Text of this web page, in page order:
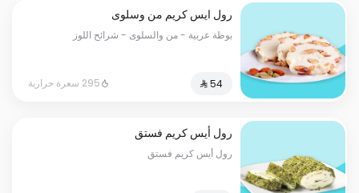
رول ايس كريم من وسلوى
بوظة عربية - من والسلوى - شرائح اللوز
⁨⁦‪‬ 54⁩ 295 سعرة حرارية
رول أيس كريم فستق
رول أيس كريم فستق